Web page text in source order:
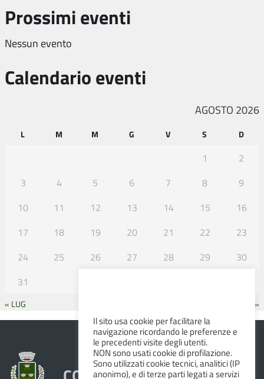
Prossimi eventi
Nessun evento
Calendario eventi
AGOSTO 2026
L M M G V S D
1
2
3
4 5 6 7 8
9
10
11 12 13 14 15
16
17
18 19 20 21 22
23
24
25 26 27 28 29
30
31
« LUG SET »
Il sito usa cookie per facilitare la
navigazione ricordando le preferenze e
le precedenti visite degli utenti.
NON sono usati cookie di profilazione.
Sono utilizzati cookie tecnici, analitici (IP
anonimo), e di terze parti legati a servizi